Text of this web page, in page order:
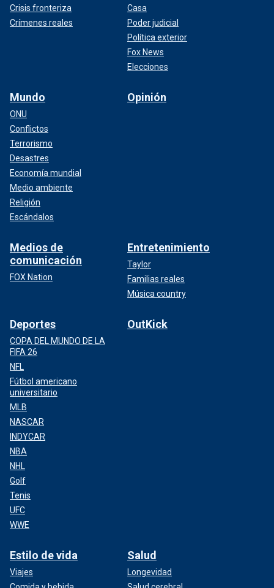
Crisis fronteriza
Crímenes reales
Casa
Poder judicial
Política exterior
Fox News
Elecciones
Mundo
ONU
Conflictos
Terrorismo
Desastres
Economía mundial
Medio ambiente
Religión
Escándalos
Opinión
Medios de
comunicación
FOX Nation
Entretenimiento
Taylor
Familias reales
Música country
Deportes
COPA DEL MUNDO DE LA
FIFA 26
NFL
Fútbol americano
universitario
MLB
NASCAR
INDYCAR
NBA
NHL
Golf
Tenis
UFC
WWE
OutKick
Estilo de vida
Viajes
Salud
Longevidad